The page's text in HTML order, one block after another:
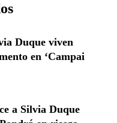
Duque viven
en ‘Campai
a Silvia Duque